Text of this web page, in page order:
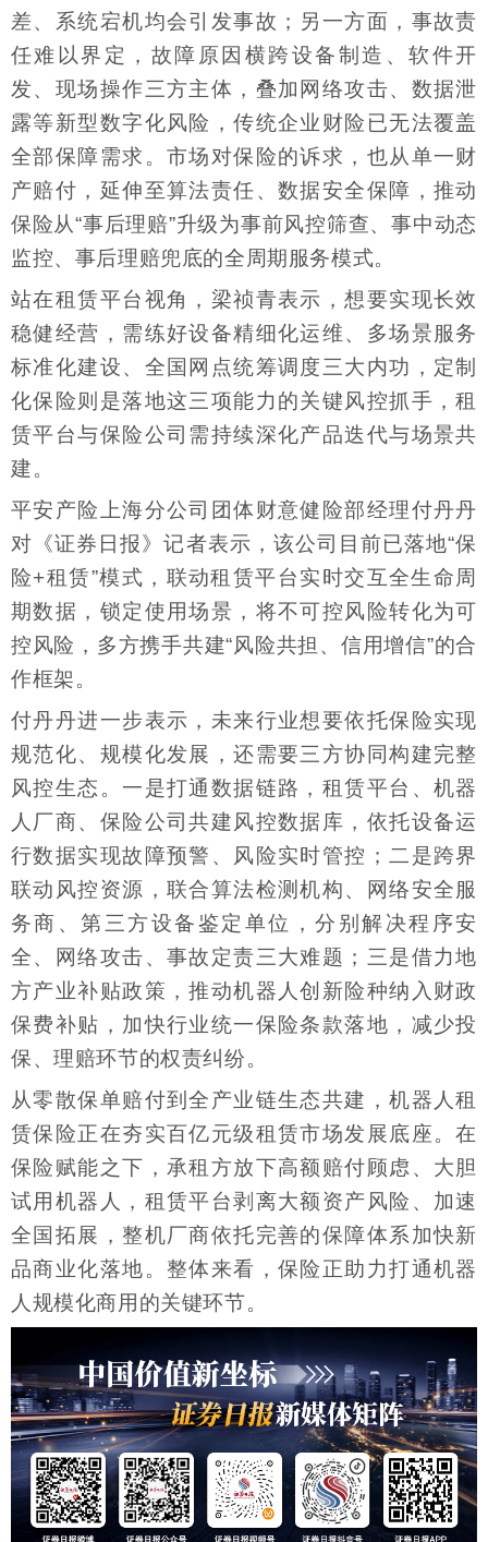
差、系统宕机均会引发事故；另一方面，事故责
任难以界定，故障原因横跨设备制造、软件开
发、现场操作三方主体，叠加网络攻击、数据泄
露等新型数字化风险，传统企业财险已无法覆盖
全部保障需求。市场对保险的诉求，也从单一财
产赔付，延伸至算法责任、数据安全保障，推动
保险从“事后理赔”升级为事前风控筛查、事中动态
监控、事后理赔兜底的全周期服务模式。
站在租赁平台视角，梁祯青表示，想要实现长效
稳健经营，需练好设备精细化运维、多场景服务
标准化建设、全国网点统筹调度三大内功，定制
化保险则是落地这三项能力的关键风控抓手，租
赁平台与保险公司需持续深化产品迭代与场景共
建。
平安产险上海分公司团体财意健险部经理付丹丹
对《证券日报》记者表示，该公司目前已落地“保
险+租赁”模式，联动租赁平台实时交互全生命周
期数据，锁定使用场景，将不可控风险转化为可
控风险，多方携手共建“风险共担、信用增信”的合
作框架。
付丹丹进一步表示，未来行业想要依托保险实现
规范化、规模化发展，还需要三方协同构建完整
风控生态。一是打通数据链路，租赁平台、机器
人厂商、保险公司共建风控数据库，依托设备运
行数据实现故障预警、风险实时管控；二是跨界
联动风控资源，联合算法检测机构、网络安全服
务商、第三方设备鉴定单位，分别解决程序安
全、网络攻击、事故定责三大难题；三是借力地
方产业补贴政策，推动机器人创新险种纳入财政
保费补贴，加快行业统一保险条款落地，减少投
保、理赔环节的权责纠纷。
从零散保单赔付到全产业链生态共建，机器人租
赁保险正在夯实百亿元级租赁市场发展底座。在
保险赋能之下，承租方放下高额赔付顾虑、大胆
试用机器人，租赁平台剥离大额资产风险、加速
全国拓展，整机厂商依托完善的保障体系加快新
品商业化落地。整体来看，保险正助力打通机器
人规模化商用的关键环节。